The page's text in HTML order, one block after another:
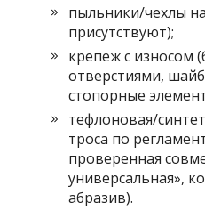
пыльники/чехлы
присутствуют);
крепеж с износом
отверстиями,
стопорные
тефлоновая/
троса по
проверенная
универсальная»,
абразив).